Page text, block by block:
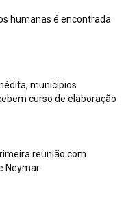
humanas é encontrada
municípios
curso de elaboração
reunião com
Neymar